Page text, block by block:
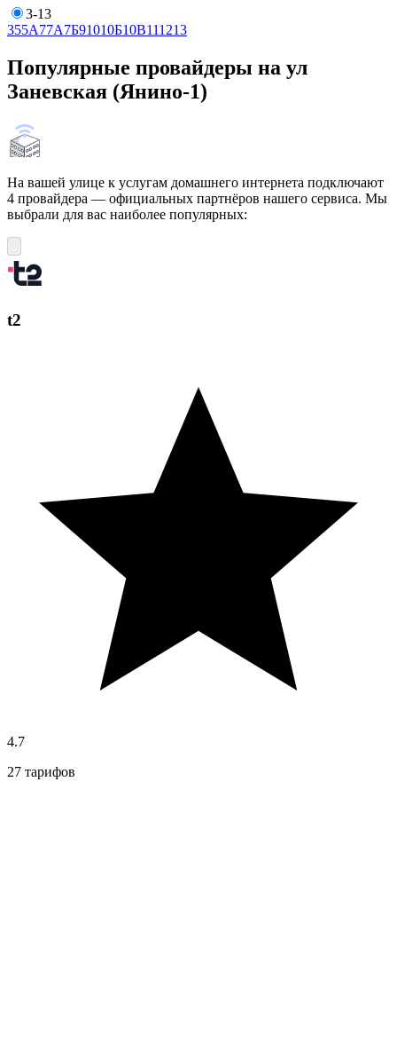
3-13
355А77А7Б91010Б10В111213
Популярные провайдеры на ул
Заневская (Янино-1)
На вашей улице к услугам домашнего интернета подключают
4 провайдера — официальных партнёров нашего сервиса. Мы
выбрали для вас наиболее популярных:
t2
4.7
27 тарифов